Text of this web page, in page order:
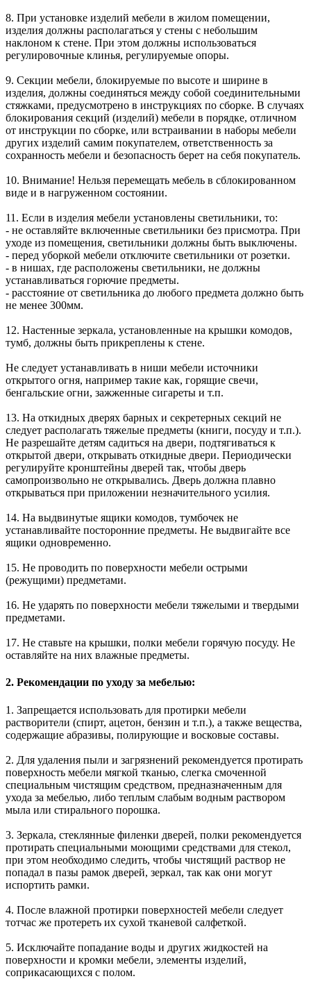
8. При установке изделий мебели в жилом помещении,
изделия должны располагаться у стены с небольшим
наклоном к стене. При этом должны использоваться
регулировочные клинья, регулируемые опоры.
9. Секции мебели, блокируемые по высоте и ширине в
изделия, должны соединяться между собой соединительными
стяжками, предусмотрено в инструкциях по сборке. В случаях
блокирования секций (изделий) мебели в порядке, отличном
от инструкции по сборке, или встраивании в наборы мебели
других изделий самим покупателем, ответственность за
сохранность мебели и безопасность берет на себя покупатель.
10. Внимание! Нельзя перемещать мебель в сблокированном
виде и в нагруженном состоянии.
11. Если в изделия мебели установлены светильники, то:
- не оставляйте включенные светильники без присмотра. При
уходе из помещения, светильники должны быть выключены.
- перед уборкой мебели отключите светильники от розетки.
- в нишах, где расположены светильники, не должны
устанавливаться горючие предметы.
- расстояние от светильника до любого предмета должно быть
не менее 300мм.
12. Настенные зеркала, установленные на крышки комодов,
тумб, должны быть прикреплены к стене.
Не следует устанавливать в ниши мебели источники
открытого огня, например такие как, горящие свечи,
бенгальские огни, зажженные сигареты и т.п.
13. На откидных дверях барных и секретерных секций не
следует располагать тяжелые предметы (книги, посуду и т.п.).
Не разрешайте детям садиться на двери, подтягиваться к
открытой двери, открывать откидные двери. Периодически
регулируйте кронштейны дверей так, чтобы дверь
самопроизвольно не открывались. Дверь должна плавно
открываться при приложении незначительного усилия.
14. На выдвинутые ящики комодов, тумбочек не
устанавливайте посторонние предметы. Не выдвигайте все
ящики одновременно.
15. Не проводить по поверхности мебели острыми
(режущими) предметами.
16. Не ударять по поверхности мебели тяжелыми и твердыми
предметами.
17. Не ставьте на крышки, полки мебели горячую посуду. Не
оставляйте на них влажные предметы.
2. Рекомендации по уходу за мебелью:
1. Запрещается использовать для протирки мебели
растворители (спирт, ацетон, бензин и т.п.), а также вещества,
содержащие абразивы, полирующие и восковые составы.
2. Для удаления пыли и загрязнений рекомендуется протирать
поверхность мебели мягкой тканью, слегка смоченной
специальным чистящим средством, предназначенным для
ухода за мебелью, либо теплым слабым водным раствором
мыла или стирального порошка.
3. Зеркала, стеклянные филенки дверей, полки рекомендуется
протирать специальными моющими средствами для стекол,
при этом необходимо следить, чтобы чистящий раствор не
попадал в пазы рамок дверей, зеркал, так как они могут
испортить рамки.
4. После влажной протирки поверхностей мебели следует
тотчас же протереть их сухой тканевой салфеткой.
5. Исключайте попадание воды и других жидкостей на
поверхности и кромки мебели, элементы изделий,
соприкасающихся с полом.